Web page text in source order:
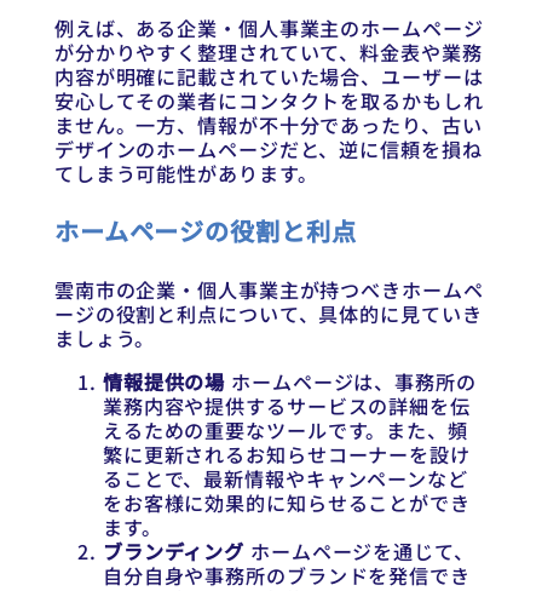
例えば、ある企業・個人事業主のホームページ
が分かりやすく整理されていて、料金表や業務
内容が明確に記載されていた場合、ユーザーは
安心してその業者にコンタクトを取るかもしれ
ません。一方、情報が不十分であったり、古い
デザインのホームページだと、逆に信頼を損ね
てしまう可能性があります。
ホームページの役割と利点
雲南市の企業・個人事業主が持つべきホームペ
ージの役割と利点について、具体的に見ていき
ましょう。
情報提供の場 ホームページは、事務所の
業務内容や提供するサービスの詳細を伝
えるための重要なツールです。また、頻
繁に更新されるお知らせコーナーを設け
ることで、最新情報やキャンペーンなど
をお客様に効果的に知らせることができ
ます。
ブランディング ホームページを通じて、
自分自身や事務所のブランドを発信でき